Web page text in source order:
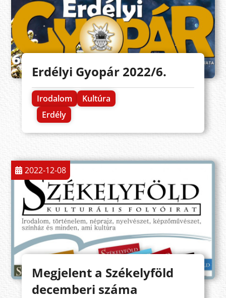
Erdélyi Gyopár 2022/6.
Irodalom
Kultúra
Erdély
2022-12-08
Megjelent a Székelyföld
decemberi száma